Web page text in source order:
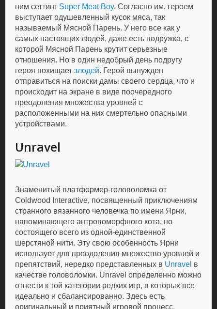
ним сеттинг Super Meat Boy. Согласно им, героем
выступает одушевленный кусок мяса, так
называемый Мясной Парень. У него все как у
самых настоящих людей, даже есть подружка, с
которой Мясной Парень крутит серьезные
отношения. Но в один недобрый день подругу
героя похищаетзлодей. Герой вынужден
отправиться на поиски дамы своего сердца, что и
происходит на экране в виде поочередного
преодоления множества уровней с
расположенными на них смертельно опасными
устройствами.
Unravel
Знаменитый платформер-головоломка от
Coldwood Interactive, посвященный приключениям
странного вязанного человечка по имени Ярни,
напоминающего антропоморфного кота, но
состоящего всего из одной-единственной
шерстяной нити. Эту свою особенность Ярни
использует для преодоления множество уровней и
препятствий, нередко представленных в Unravel в
качестве головоломки. Unravel определенно можно
отнести к той категории редких игр, в которых все
идеально и сбалансированно. Здесь есть
оригинальный и приятный игровой процесс,